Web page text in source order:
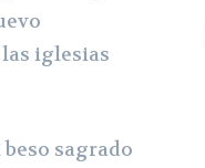
iglesias
sagrado